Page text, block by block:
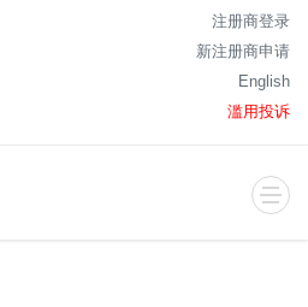
注册商登录
新注册商申请
English
滥用投诉